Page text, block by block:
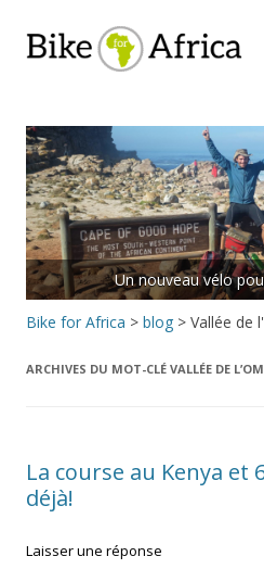
Bike for Africa
au
Un nouveau vélo
Bike for Africa > blog > Vallée de
ARCHIVES DU MOT-CLÉ VALLÉE DE
La course au Kenya et
déjà!
Laisser une réponse